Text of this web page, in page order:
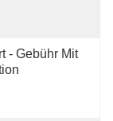
- Gebühr Mit